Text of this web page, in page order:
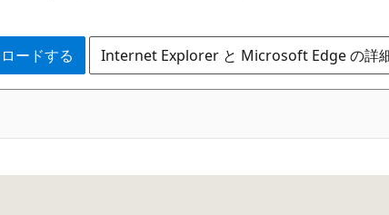
ードする Internet Explorer と Microsoft Edge の詳